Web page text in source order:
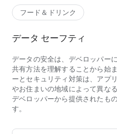
探している
・家から出たくないのでお店の
・夜中に急にがっつりメニュー
・ホームパーティーをフードデ
・ロケ弁や会議弁当を出前で注文
・仕事が忙しいのでフードデリ
・行列店は好きだけど並ばずに
・忙しい中でも美味しいものを
・人気店の料理、おいしいグル
フード＆ドリンク
データ セーフティ
データの安全は、デベロッパー
共有方法を理解することから始
ーとセキュリティ対策は、アプ
やお住まいの地域によって異な
デベロッパーから提供されたも
す。